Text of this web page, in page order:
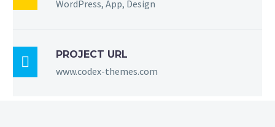
WordPress, App, Design
 PROJECT URL
www.codex-themes.com